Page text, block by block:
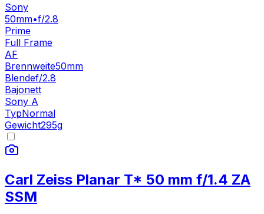
Sony
50mm•f/2.8
Prime
Full Frame
AF
Brennweite50mm
Blendef/2.8
Bajonett
Sony A
TypNormal
Gewicht295g
Carl Zeiss Planar T* 50 mm f/1.4 ZA
SSM